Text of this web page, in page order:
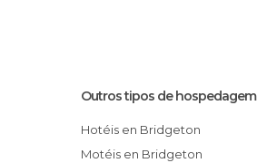
Outros tipos de hospedagem
Hotéis en Bridgeton
Motéis en Bridgeton